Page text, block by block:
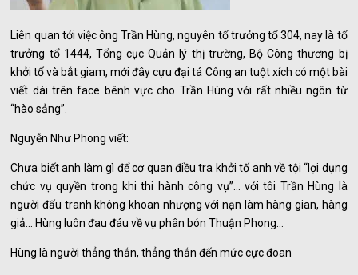
Liên quan tới việc ông Trần Hùng, nguyên tổ trưởng tổ 304, nay là tổ
trưởng tổ 1444, Tổng cục Quản lý thị trường, Bộ Công thương bị
khởi tố và bắt giam, mới đây cựu đại tá Công an tuột xích có một bài
viết dài trên face bênh vực cho Trần Hùng với rất nhiều ngôn từ
“hào sảng”.
Nguyễn Như Phong viết:
Chưa biết anh làm gì để cơ quan điều tra khởi tố anh về tội “lợi dụng
chức vụ quyền trong khi thi hành công vụ”… với tôi Trần Hùng là
người đấu tranh không khoan nhượng với nạn làm hàng gian, hàng
giả… Hùng luôn đau đáu về vụ phân bón Thuận Phong…
Hùng là người thẳng thắn, thẳng thắn đến mức cực đoan